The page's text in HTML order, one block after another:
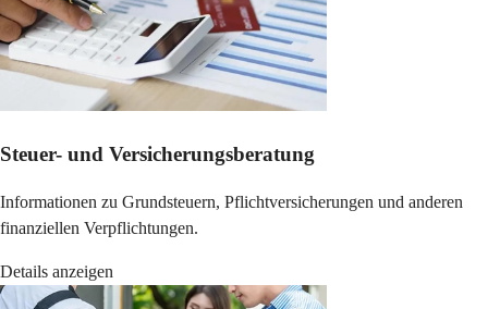
Steuer- und Versicherungsberatung
Informationen zu Grundsteuern, Pflichtversicherungen und anderen
finanziellen Verpflichtungen.
Details anzeigen